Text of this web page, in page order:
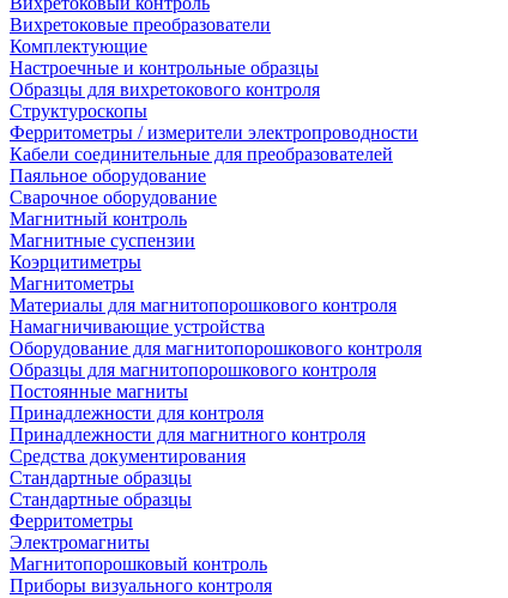
Вихретоковые преобразователи
Комплектующие
Настроечные и контрольные образцы
Образцы для вихретокового контроля
Структуроскопы
Ферритометры / измерители электропроводности
Кабели соединительные для преобразователей
Паяльное оборудование
Сварочное оборудование
Магнитный контроль
Магнитные суспензии
Коэрцитиметры
Магнитометры
Материалы для магнитопорошкового контроля
Намагничивающие устройства
Оборудование для магнитопорошкового контроля
Образцы для магнитопорошкового контроля
Постоянные магниты
Принадлежности для контроля
Принадлежности для магнитного контроля
Средства документирования
Стандартные образцы
Стандартные образцы
Ферритометры
Электромагниты
Магнитопорошковый контроль
Приборы визуального контроля